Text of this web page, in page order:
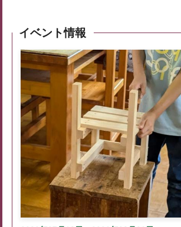
イベント情報